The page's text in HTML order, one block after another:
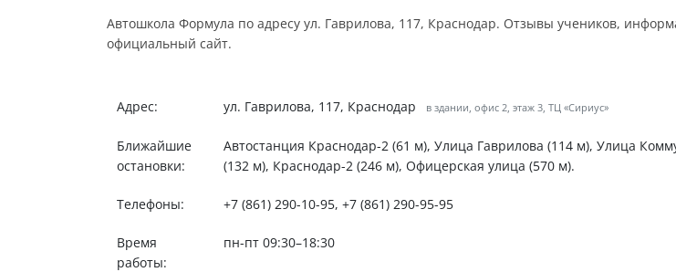
Автошкола Формула по адресу ул. Гаврилова, 117, Краснодар. Отзывы учеников,
официальный сайт.
Адрес: ул. Гаврилова, 117, Краснодар в здании, офис 2, этаж 3, ТЦ «Сириус»
Ближайшие
остановки:
Автостанция Краснодар-2 (61 м), Улица Гаврилова (114 м), Улица
(132 м), Краснодар-2 (246 м), Офицерская улица (570 м).
Телефоны: +7 (861) 290-10-95, +7 (861) 290-95-95
Время
работы:
пн-пт 09:30–18:30